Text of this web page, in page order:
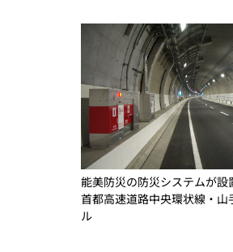
能美防災の防災システムが設
首都高速道路中央環状線・山
ル